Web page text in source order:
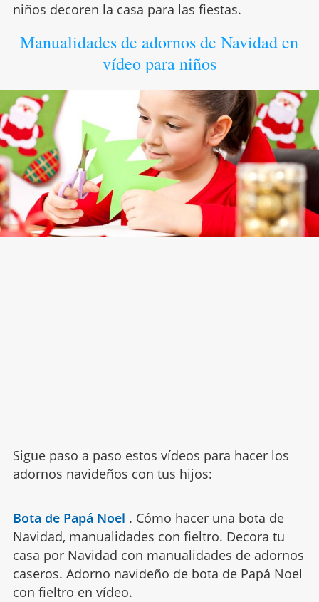
niños decoren la casa para las fiestas.
Manualidades de adornos de Navidad en
vídeo para niños
Sigue paso a paso estos vídeos para hacer los
adornos navideños con tus hijos:
Bota de Papá Noel . Cómo hacer una bota de
Navidad, manualidades con fieltro. Decora tu
casa por Navidad con manualidades de adornos
caseros. Adorno navideño de bota de Papá Noel
con fieltro en vídeo.